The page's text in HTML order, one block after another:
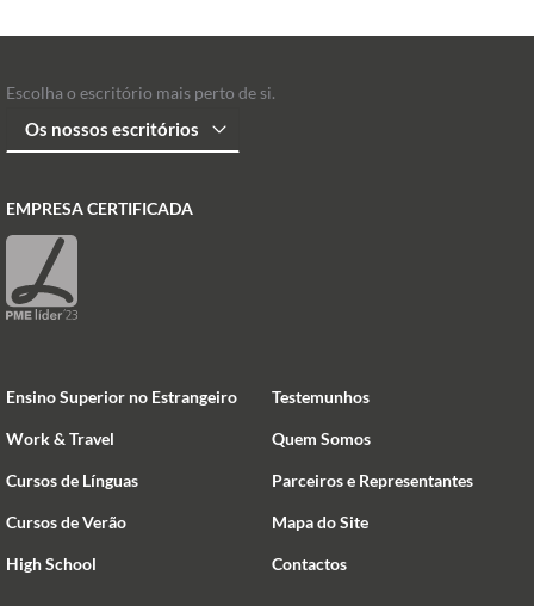
Escolha o escritório mais perto de si.
EMPRESA CERTIFICADA
Ensino Superior no Estrangeiro
Work & Travel
Cursos de Línguas
Cursos de Verão
High School
Testemunhos
Quem Somos
Parceiros e Representantes
Mapa do Site
Contactos